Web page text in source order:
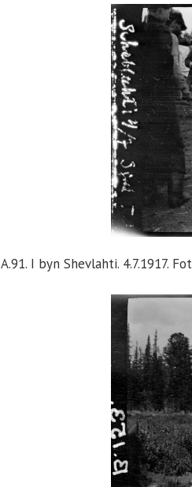
A.91. I byn Shevlahti. 4.7.1917.